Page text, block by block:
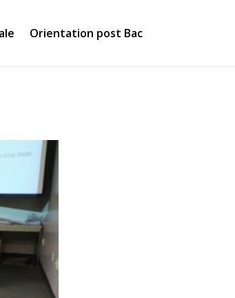
Orientation post Bac